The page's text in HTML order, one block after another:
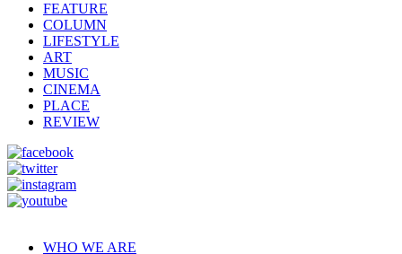
FEATURE
COLUMN
LIFESTYLE
ART
MUSIC
CINEMA
PLACE
REVIEW
WHO WE ARE